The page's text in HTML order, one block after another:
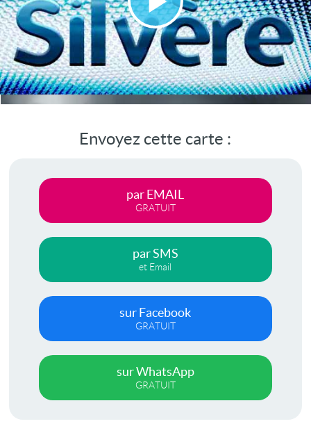
Lire
la
vidéo
Envoyez cette carte :
par EMAIL
GRATUIT
par SMS
et Email
sur Facebook
GRATUIT
sur WhatsApp
GRATUIT